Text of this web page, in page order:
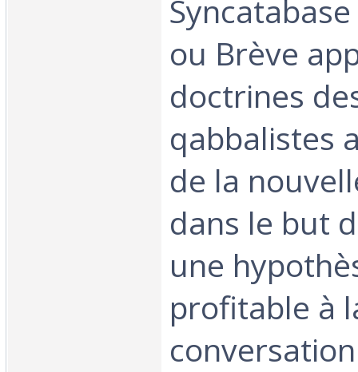
ou Brève
doctrines
qabbalistes
de la
dans le but
une
profitable à